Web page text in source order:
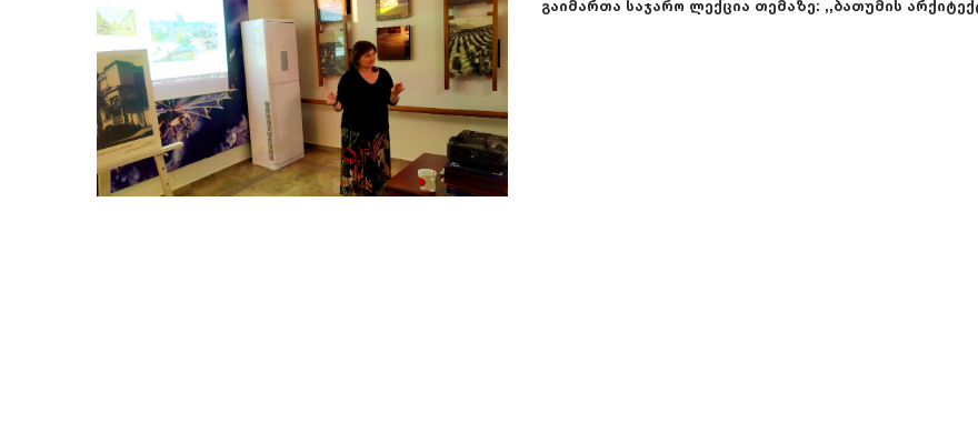
გაიმართა საჯარო ლექცია თემაზე: ,,ბათუმის